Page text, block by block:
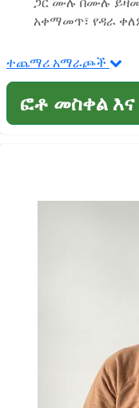
አቀማመጥ፣ የዳራ
ተጨማሪ አማራጮች
ፎቶ መስቀል